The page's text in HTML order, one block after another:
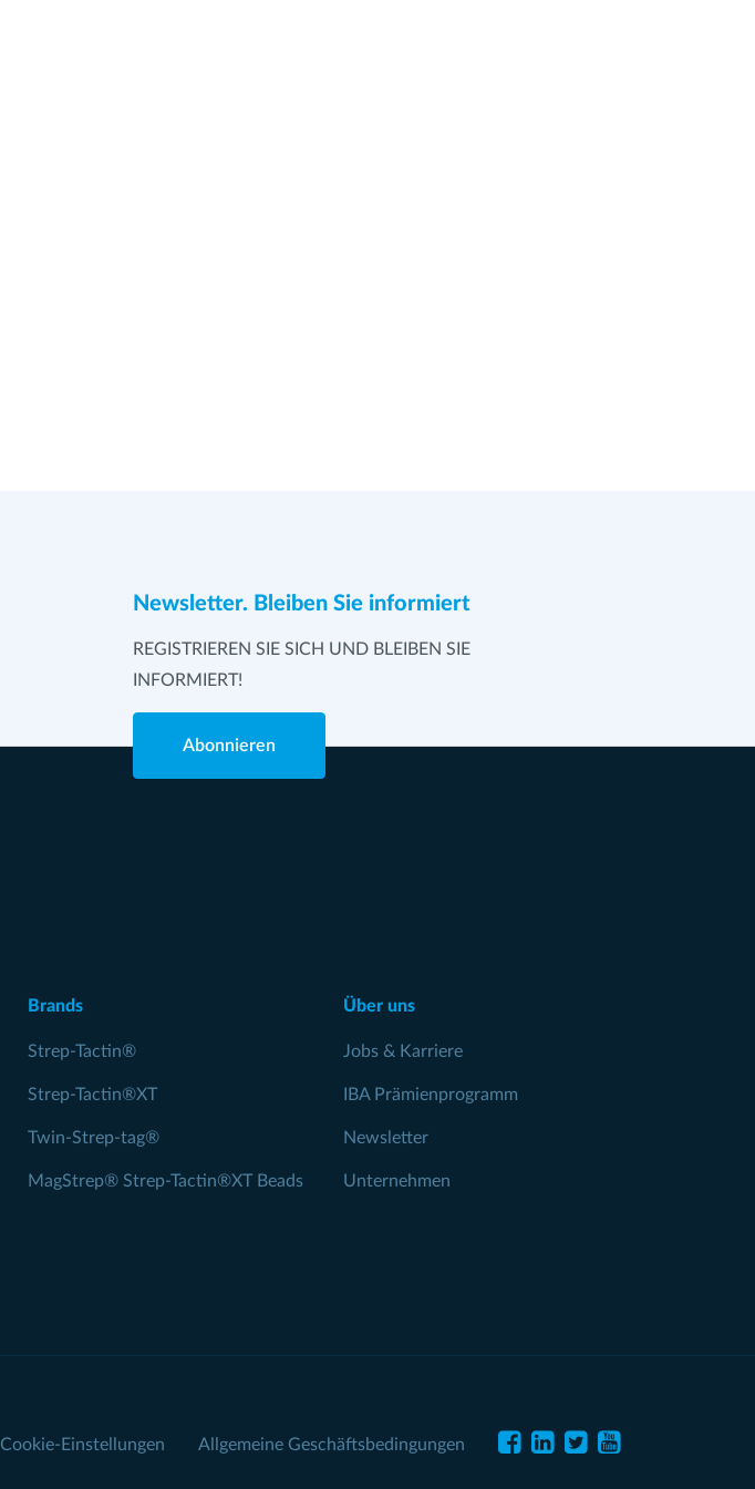
Newsletter. Bleiben Sie informiert
REGISTRIEREN SIE SICH UND BLEIBEN SIE
INFORMIERT!
Abonnieren
Brands
Strep-Tactin®
Strep-Tactin®XT
Twin-Strep-tag®
MagStrep® Strep-Tactin®XT Beads
Über uns
Jobs & Karriere
IBA Prämienprogramm
Newsletter
Unternehmen
Cookie-Einstellungen Allgemeine Geschäftsbedingungen